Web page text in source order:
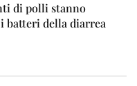
di polli stanno
batteri della diarrea